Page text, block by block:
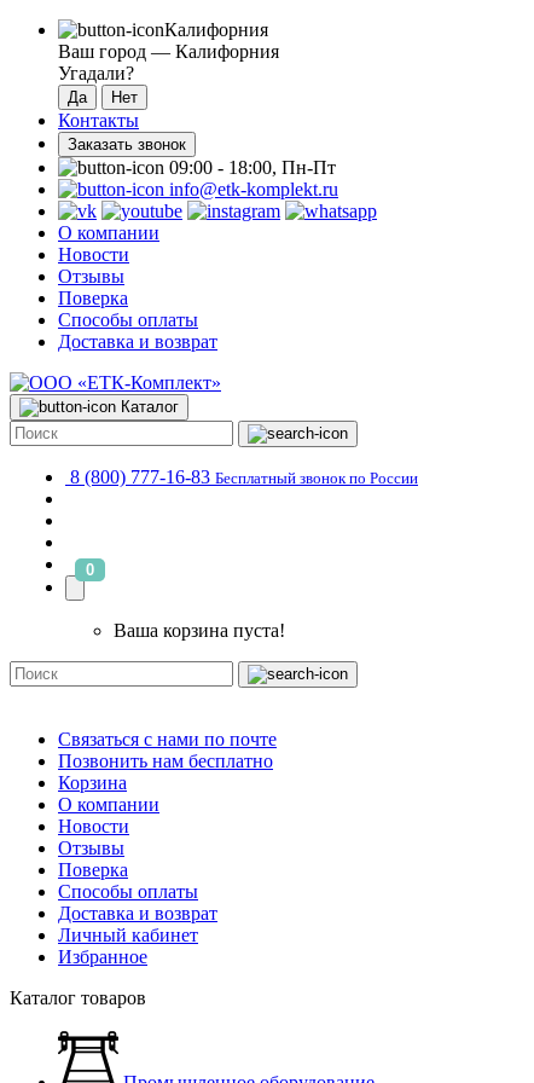
Калифорния
Ваш город — Калифорния
Угадали?
Контакты
Заказать звонок
09:00 - 18:00, Пн-Пт
info@etk-komplekt.ru
О компании
Новости
Отзывы
Поверка
Способы оплаты
Доставка и возврат
Каталог
8 (800) 777-16-83 Бесплатный звонок по России
0
Ваша корзина пуста!
Связаться с нами по почте
Позвонить нам бесплатно
Корзина
О компании
Новости
Отзывы
Поверка
Способы оплаты
Доставка и возврат
Личный кабинет
Избранное
Каталог товаров